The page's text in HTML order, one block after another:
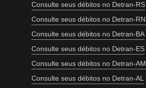
Consulte seus débitos no Detran-RS
Consulte seus débitos no Detran-RN
Consulte seus débitos no Detran-BA
Consulte seus débitos no Detran-ES
Consulte seus débitos no Detran-AM
Consulte seus débitos no Detran-AL